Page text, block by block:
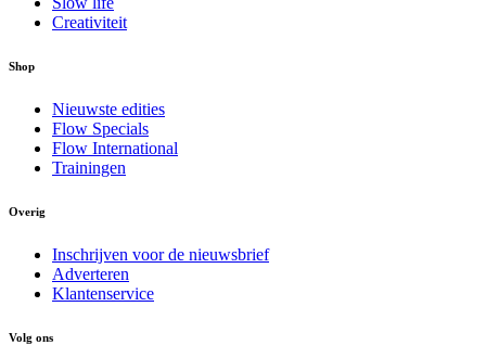
Creativiteit
Shop
Nieuwste edities
Flow Specials
Flow International
Trainingen
Overig
Inschrijven voor de nieuwsbrief
Adverteren
Klantenservice
Volg ons